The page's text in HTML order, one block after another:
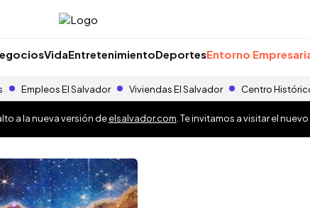
VidaEntretenimientoDeportesEntorno
Empleos El Salvador Viviendas El Salvador Centro
a la nueva versión deelsalvador.com . Te invitamos a visitar el